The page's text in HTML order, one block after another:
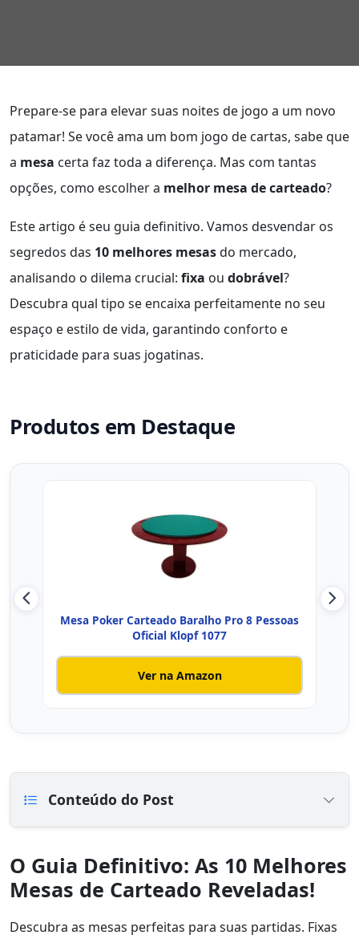
Prepare-se para elevar suas noites de jogo a um novo
patamar! Se você ama um bom jogo de cartas, sabe que
a mesa certa faz toda a diferença. Mas com tantas
opções, como escolher a melhor mesa de carteado?
Este artigo é seu guia definitivo. Vamos desvendar os
segredos das 10 melhores mesasdo mercado,
analisando o dilema crucial: fixa ou dobrável?
Descubra qual tipo se encaixa perfeitamente no seu
espaço e estilo de vida, garantindo conforto e
praticidade para suas jogatinas.
Produtos em Destaque
Mesa Poker Carteado Baralho Pro 8 Pessoas
Oficial Klopf 1077
Ver na Amazon
Conteúdo do Post
O Guia Definitivo: As 10 Melhores
Mesas de Carteado Reveladas!
Descubra as mesas perfeitas para suas partidas. Fixas